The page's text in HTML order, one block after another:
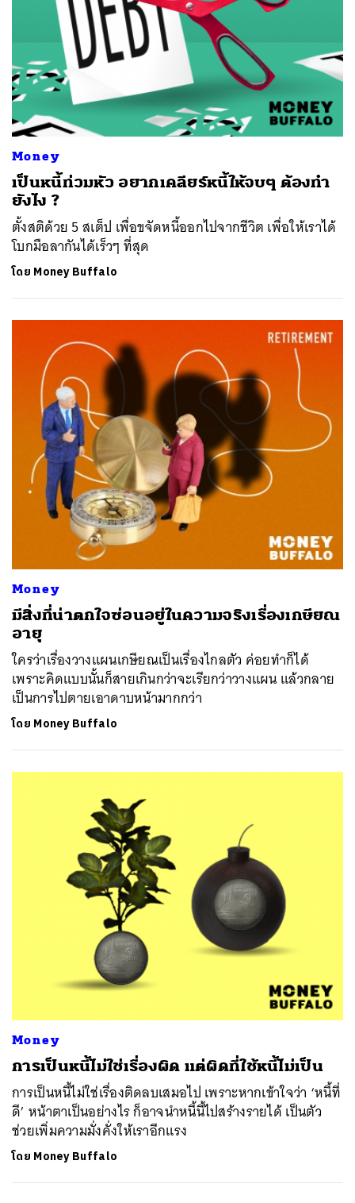
Money
เป็นหนี้ท่วมหัว อยากเคลียร์หนี้ให้จบๆ ต้องทำ
ยังไง ?
ตั้งสติด้วย 5 สเต็ป เพื่อขจัดหนี้ออกไปจากชีวิต เพื่อให้เราได้
โบกมือลากันได้เร็วๆ ที่สุด
โดย Money Buffalo
Money
มีสิ่งที่น่าตกใจซ่อนอยู่ในความจริงเรื่องเกษียณ
อายุ
ใครว่าเรื่องวางแผนเกษียณเป็นเรื่องไกลตัว ค่อยทำก็ได้
เพราะคิดแบบนั้นก็สายเกินกว่าจะเรียกว่าวางแผน แล้วกลาย
เป็นการไปตายเอาดาบหน้ามากกว่า
โดย Money Buffalo
Money
การเป็นหนี้ไม่ใช่เรื่องผิด แต่ผิดที่ใช้หนี้ไม่เป็น
การเป็นหนี้ไม่ใช่เรื่องติดลบเสมอไป เพราะหากเข้าใจว่า ‘หนี้ที่
ดี’ หน้าตาเป็นอย่างไร ก็อาจนำหนี้นี้ไปสร้างรายได้ เป็นตัว
ช่วยเพิ่มความมั่งคั่งให้เราอีกแรง
โดย Money Buffalo